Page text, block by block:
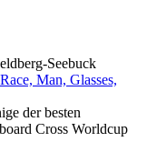
Seebuck
der besten
Cross Worldcup